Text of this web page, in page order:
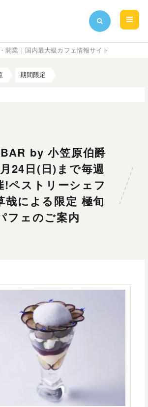
開業｜国内最大級カフェ情報サイト
期間限定
by 小笠原伯爵
24日(日)まで毎週
!ペストリーシェフ
哉による限定 極旬
フェのご案内